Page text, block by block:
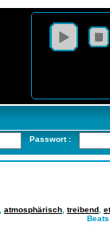
Passwort :
atmosphärisch treibend